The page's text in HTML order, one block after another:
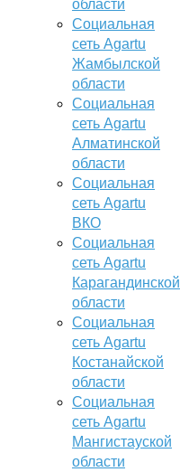
области
Социальная
сеть Agartu
Жамбылской
области
Социальная
сеть Agartu
Алматинской
области
Социальная
сеть Agartu
ВКО
Социальная
сеть Agartu
Карагандинской
области
Социальная
сеть Agartu
Костанайской
области
Социальная
сеть Agartu
Мангистауской
области